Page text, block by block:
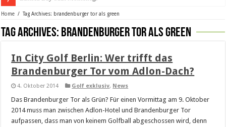
Home / Tag Archives: brandenburger tor als green
Tag Archives: brandenburger tor als green
In City Golf Berlin: Wer trifft das
Brandenburger Tor vom Adlon-Dach?
4. Oktober 2014 Golf exklusiv, News
Das Brandenburger Tor als Grün? Für einen Vormittag am 9. Oktober
2014 muss man zwischen Adlon-Hotel und Brandenburger Tor
aufpassen, dass man von keinem Golfball abgeschossen wird, denn